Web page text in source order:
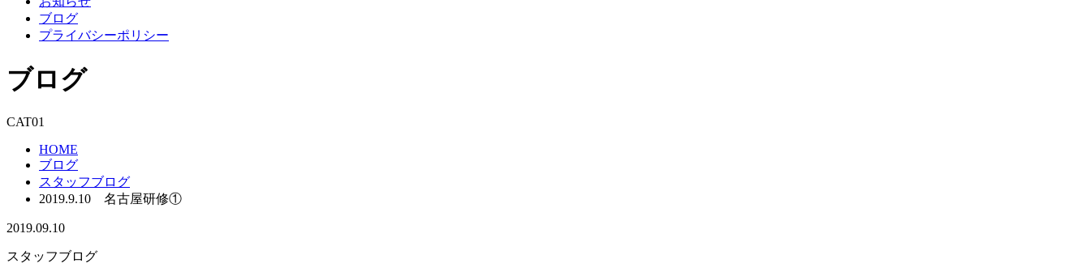
ブログ
プライバシーポリシー
ブログ
CAT01
HOME
ブログ
スタッフブログ
2019.9.10 名古屋研修①
2019.09.10
スタッフブログ